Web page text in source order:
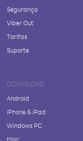
Segurança
Viber Out
Tarifas
Suporte
DOWNLOAD
Android
iPhone & iPad
Windows PC
Mac